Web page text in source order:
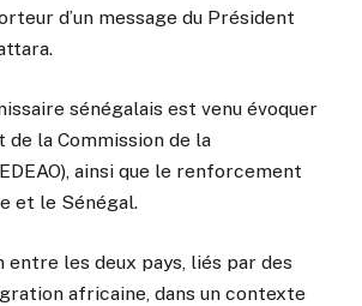
d’un message du Président
sénégalais est venu évoquer
la Commission de la
ainsi que le renforcement
et le Sénégal.
les deux pays, liés par des
africaine, dans un contexte